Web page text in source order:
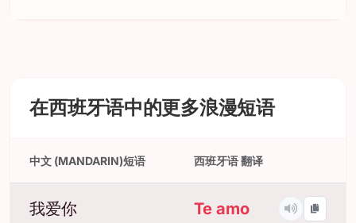
在西班牙语中的更多浪漫短语
中文 (MANDARIN)短语 西班牙语 翻译
我爱你 Te amo